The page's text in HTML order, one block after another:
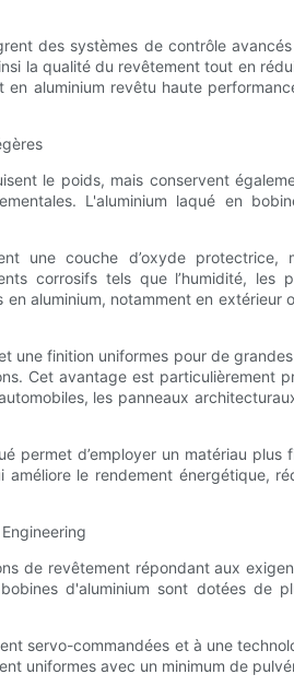
des systèmes de contrôle
la qualité du revêtement tout en
aluminium revêtu haute
le poids, mais conservent
L'aluminium laqué en
une couche d’oxyde protectrice,
corrosifs tels que l’humidité, les
aluminium, notamment en extérieur
une finition uniformes pour de grandes
Cet avantage est particulièrement
les panneaux
permet d’employer un matériau plus
le rendement énergétique,
de revêtement répondant aux
d'aluminium sont dotées de
servo-commandées et à une
uniformes avec un minimum de